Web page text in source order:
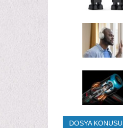
DOSYA KONUSU